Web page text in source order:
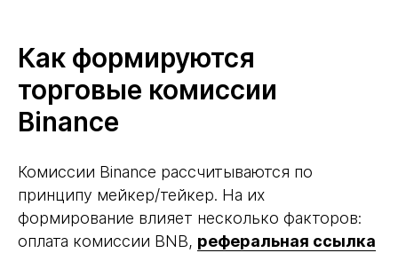
Как формируются
торговые комиссии
Binance
Комиссии Binance рассчитываются по
принципу мейкер/тейкер. На их
формирование влияет несколько факторов:
оплата комиссии BNB, реферальная ссылка